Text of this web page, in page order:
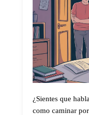
¿Sientes que
como caminar